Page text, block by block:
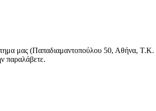
μας (Παπαδιαμαντοπούλου 50, Αθήνα,
παραλάβετε.